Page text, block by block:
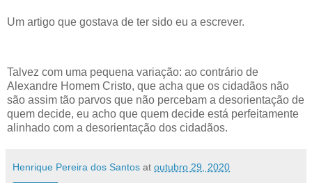
Um artigo que gostava de ter sido eu a escrever.
Talvez com uma pequena variação: ao contrário de
Alexandre Homem Cristo, que acha que os cidadãos não
são assim tão parvos que não percebam a desorientação de
quem decide, eu acho que quem decide está perfeitamente
alinhado com a desorientação dos cidadãos.
Henrique Pereira dos Santos at outubro 29, 2020